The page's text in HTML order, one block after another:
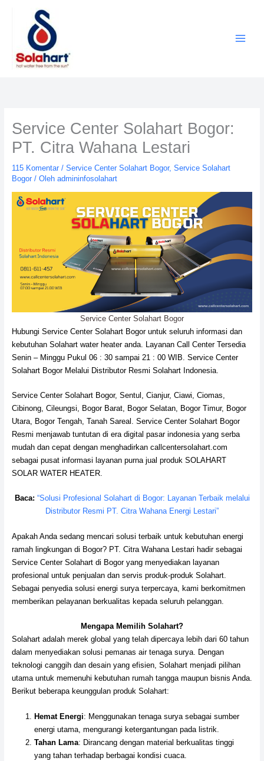
Service Center Solahart Bogor:
PT. Citra Wahana Lestari
115 Komentar / Service Center Solahart Bogor, Service Solahart
Bogor/ Oleh admininfosolahart
Service Center Solahart Bogor
Hubungi Service Center Solahart Bogor untuk seluruh informasi dan
kebutuhan Solahart water heater anda. Layanan Call Center Tersedia
Senin – Minggu Pukul 06 : 30 sampai 21 : 00 WIB. Service Center
Solahart Bogor Melalui Distributor Resmi Solahart Indonesia.
Service Center Solahart Bogor, Sentul, Cianjur, Ciawi, Ciomas,
Cibinong, Cileungsi, Bogor Barat, Bogor Selatan, Bogor Timur, Bogor
Utara, Bogor Tengah, Tanah Sareal. Service Center Solahart Bogor
Resmi menjawab tuntutan di era digital pasar indonesia yang serba
mudah dan cepat dengan menghadirkan callcentersolahart.com
sebagai pusat informasi layanan purna jual produk SOLAHART
SOLAR WATER HEATER.
Baca: “Solusi Profesional Solahart di Bogor: Layanan Terbaik melalui
Distributor Resmi PT. Citra Wahana Energi Lestari”
Apakah Anda sedang mencari solusi terbaik untuk kebutuhan energi
ramah lingkungan di Bogor? PT. Citra Wahana Lestari hadir sebagai
Service Center Solahart di Bogor yang menyediakan layanan
profesional untuk penjualan dan servis produk-produk Solahart.
Sebagai penyedia solusi energi surya terpercaya, kami berkomitmen
memberikan pelayanan berkualitas kepada seluruh pelanggan.
Mengapa Memilih Solahart?
Solahart adalah merek global yang telah dipercaya lebih dari 60 tahun
dalam menyediakan solusi pemanas air tenaga surya. Dengan
teknologi canggih dan desain yang efisien, Solahart menjadi pilihan
utama untuk memenuhi kebutuhan rumah tangga maupun bisnis Anda.
Berikut beberapa keunggulan produk Solahart:
Hemat Energi: Menggunakan tenaga surya sebagai sumber
energi utama, mengurangi ketergantungan pada listrik.
Tahan Lama: Dirancang dengan material berkualitas tinggi
yang tahan terhadap berbagai kondisi cuaca.